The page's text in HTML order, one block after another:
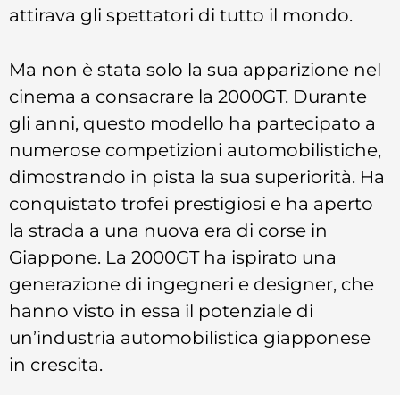
attirava gli spettatori di tutto il mondo.
Ma non è stata solo la sua apparizione nel
cinema a consacrare la 2000GT. Durante
gli anni, questo modello ha partecipato a
numerose competizioni automobilistiche,
dimostrando in pista la sua superiorità. Ha
conquistato trofei prestigiosi e ha aperto
la strada a una nuova era di corse in
Giappone. La 2000GT ha ispirato una
generazione di ingegneri e designer, che
hanno visto in essa il potenziale di
un’industria automobilistica giapponese
in crescita.